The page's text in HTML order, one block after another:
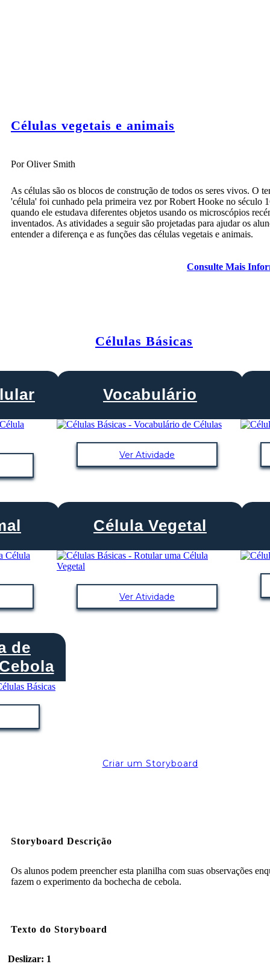
Células vegetais e animais
Por Oliver Smith
As células são os blocos de construção de todos os seres vivos. O
'célula' foi cunhado pela primeira vez por Robert Hooke no século
quando ele estudava diferentes objetos usando os microscópios
inventados. As atividades a seguir são projetadas para ajudar os
entender a diferença e as funções das células vegetais e animais.
Consulte Mais
Células Básicas
Vocabulário
Ver Atividade
Célula Vegetal
Ver Atividade
de
Criar um Storyboard
Storyboard Descrição
Os alunos podem preencher esta planilha com suas observações
fazem o experimento da bochecha de cebola.
Texto do Storyboard
Deslizar: 1